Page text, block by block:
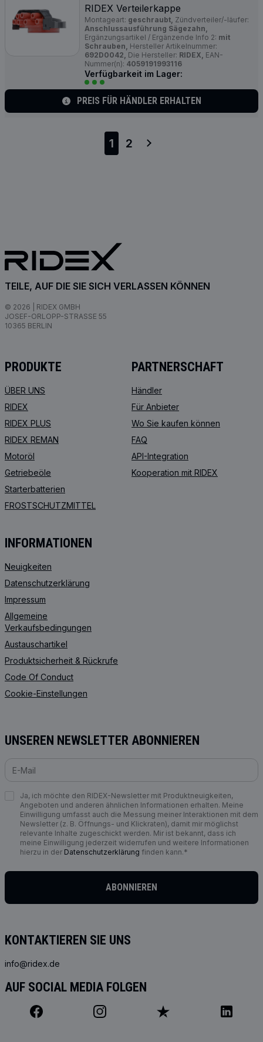
RIDEX Verteilerkappe
Montageart: geschraubt, Zündverteiler/-läufer:
Anschlussausführung Sägezahn,
Ergänzungsartikel / Ergänzende Info 2: mit
Schrauben, Hersteller Artikelnummer:
692D0042, Die Hersteller: RIDEX, EAN-
Nummer(n): 4059191993116
Verfügbarkeit im Lager:
PREIS FÜR HÄNDLER ERHALTEN
1 2
TEILE, AUF DIE SIE SICH VERLASSEN KÖNNEN
© 2026 | RIDEX GMBH
JOSEF-ORLOPP-STRASSE 55
10365 BERLIN
PRODUKTE
ÜBER UNS
RIDEX
RIDEX PLUS
RIDEX REMAN
Motoröl
Getriebeöle
Starterbatterien
FROSTSCHUTZMITTEL
PARTNERSCHAFT
Händler
Für Anbieter
Wo Sie kaufen können
FAQ
API-Integration
Kooperation mit RIDEX
INFORMATIONEN
Neuigkeiten
Datenschutzerklärung
Impressum
Allgemeine
Verkaufsbedingungen
Austauschartikel
Produktsicherheit & Rückrufe
Code Of Conduct
Cookie-Einstellungen
KONTAKTIEREN SIE UNS
info@ridex.de
AUF SOCIAL MEDIA FOLGEN
UNSEREN NEWSLETTER ABONNIEREN
Ja, ich möchte den RIDEX-Newsletter mit Produktneuigkeiten,
Angeboten und anderen ähnlichen Informationen erhalten. Meine
Einwilligung umfasst auch die Messung meiner Interaktionen mit dem
Newsletter (z. B. Öffnungs- und Klickraten), damit mir möglichst
relevante Inhalte zugeschickt werden. Mir ist bekannt, dass ich
meine Einwilligung jederzeit widerrufen und weitere Informationen
hierzu in der Datenschutzerklärung finden kann.*
ABONNIEREN